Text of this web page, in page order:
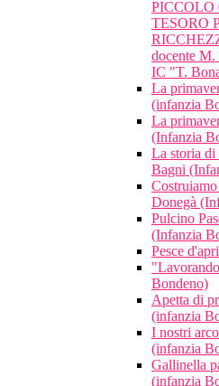
PICCOLO
TESORO
docente M.
IC "T.
La
(infanzia
La
(Infanzia
La storia di
Bagni
Donegà
Pulcino
(Infanzia
Pesce
Bondeno)
Apetta di
(infanzia
I nostri
(infanzia
Gallinella
(infanzia